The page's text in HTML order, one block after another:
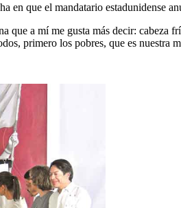
en que el mandatario estadunidense
que a mí me gusta más decir: cabeza
primero los pobres, que es nuestra